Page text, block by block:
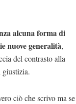
alcuna forma di
nuove generalità,
del contrasto alla
giustizia.
ciò che scrivo ma se